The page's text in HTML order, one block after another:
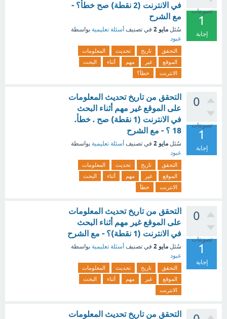
تصويتات
1
إجابة
في الانترنت (2 نقطة) صح خطأ؟ -
مع الشرح
سُئل مايو 2 في تصنيف أسئلة تعليمية بواسطة
عبود
التحقق تاريخ تحديث
المعلومات
الموقع
غير مهم أثناء
البحث
الانترنت
خطأ؟
0
تصويتات
1
إجابة
التحقق من تاريخ تحديث المعلومات
على الموقع غير مهم أثناء البحث
في الانترنت (1 نقطة) صح . خطأ.
18 ؟ - مع الشرح
سُئل مايو 2 في تصنيف أسئلة تعليمية بواسطة
عبود
التحقق تاريخ تحديث
المعلومات
الموقع
غير مهم أثناء
البحث
الانترنت
خطأ
0
تصويتات
1
إجابة
التحقق من تاريخ تحديث المعلومات
على الموقع غير مهم أثناء البحث
في الانترنت (1 نقطة)؟ - مع الشرح
سُئل مايو 2 في تصنيف أسئلة تعليمية بواسطة
عبود
التحقق تاريخ تحديث
المعلومات
الموقع
غير مهم أثناء
البحث
الانترنت
التحقق من تاريخ تحديث المعلومات